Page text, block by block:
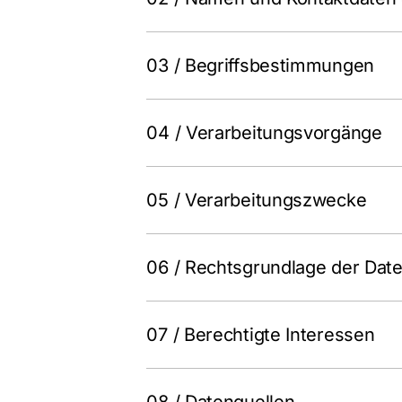
03 / Begriffsbestimmungen
04 / Verarbeitungsvorgänge
05 / Verarbeitungszwecke
06 / Rechtsgrundlage der
07 / Berechtigte Interessen